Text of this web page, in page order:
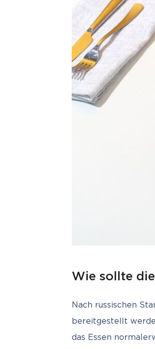
Wie sollte
Nach russischen
bereitgestellt
das Essen